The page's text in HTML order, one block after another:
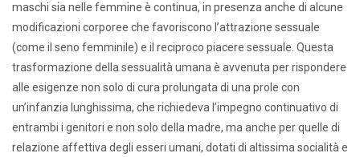
maschi sia nelle femmine è continua, in presenza anche di alcune
modificazioni corporee che favoriscono l’attrazione sessuale
(come il seno femminile) e il reciproco piacere sessuale. Questa
trasformazione della sessualità umana è avvenuta per rispondere
alle esigenze non solo di cura prolungata di una prole con
un’infanzia lunghissima, che richiedeva l’impegno continuativo di
entrambi i genitori e non solo della madre, ma anche per quelle di
relazione affettiva degli esseri umani, dotati di altissima socialità e